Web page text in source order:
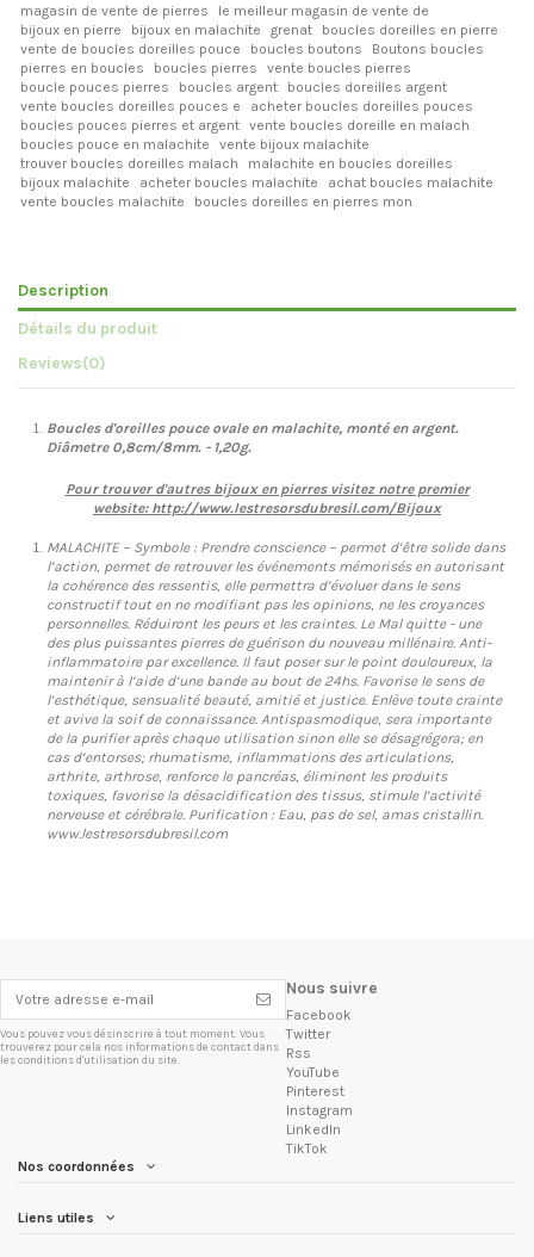
magasin de vente de pierres
le meilleur magasin de vente de
bijoux en pierre
bijoux en malachite grenat
boucles doreilles en pierre
vente de boucles doreilles pouce
boucles boutons
Boutons boucles
pierres en boucles
boucles pierres
vente boucles pierres
boucle pouces pierres
boucles argent
boucles doreilles argent
vente boucles doreilles pouces e
acheter boucles doreilles pouces
boucles pouces pierres et argent vente boucles doreille en malach
boucles pouce en malachite
vente bijoux malachite
trouver boucles doreilles malach
malachite en boucles doreilles
bijoux malachite
acheter boucles malachite
achat boucles malachite
vente boucles malachite
boucles doreilles en pierres mon
Description
Détails du produit
Reviews(0)
Boucles d'oreilles pouce ovale en malachite, monté en argent.
Diâmetre 0,8cm/8mm. - 1,20g.
Pour trouver d'autres bijoux en pierres visitez notre premier
website: http://www.lestresorsdubresil.com/Bijoux
MALACHITE – Symbole : Prendre conscience – permet d’être solide dans
l’action, permet de retrouver les événements mémorisés en autorisant
la cohérence des ressentis, elle permettra d’évoluer dans le sens
constructif tout en ne modifiant pas les opinions, ne les croyances
personnelles. Réduiront les peurs et les craintes. Le Mal quitte - une
des plus puissantes pierres de guérison du nouveau millénaire. Anti-
inflammatoire par excellence. Il faut poser sur le point douloureux, la
maintenir à l’aide d’une bande au bout de 24hs. Favorise le sens de
l’esthétique, sensualité beauté, amitié et justice. Enlève toute crainte
et avive la soif de connaissance. Antispasmodique, sera importante
de la purifier après chaque utilisation sinon elle se désagrégera; en
cas d’entorses; rhumatisme, inflammations des articulations,
arthrite, arthrose, renforce le pancréas, éliminent les produits
toxiques, favorise la désacidification des tissus, stimule l’activité
nerveuse et cérébrale. Purification : Eau, pas de sel, amas cristallin.
www.lestresorsdubresil.com
Vous pouvez vous désinscrire à tout moment. Vous
trouverez pour cela nos informations de contact dans
les conditions d'utilisation du site.
Nous suivre
Facebook
Twitter
Rss
YouTube
Pinterest
Instagram
LinkedIn
TikTok
Nos coordonnées
Liens utiles